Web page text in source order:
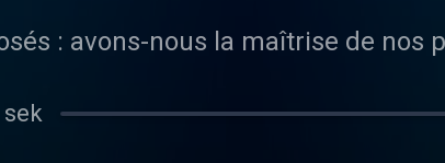
: avons-nous la maîtrise de nos
sek